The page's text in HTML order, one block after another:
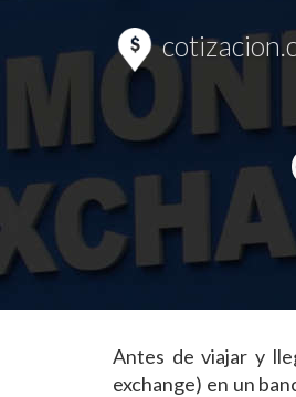
Antes de viajar y
exchange) en un